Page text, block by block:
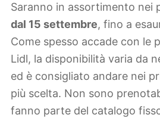
Saranno in assortimento nei
dal 15 settembre, fino a
Come spesso accade con le
Lidl, la disponibilità varia da
ed è consigliato andare nei
più scelta. Non sono
fanno parte del catalogo